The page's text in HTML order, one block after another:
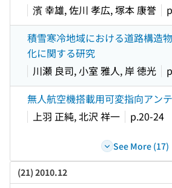
濱 幸雄, 佐川 孝広, 塚本 康誉
積雪寒冷地域における道路構造
化に関する研究
川瀬 良司, 小室 雅人, 岸 徳光
無人航空機搭載用可変指向アン
上羽 正純, 北沢 祥一
p.20-24
See More (17)
(21) 2010.12